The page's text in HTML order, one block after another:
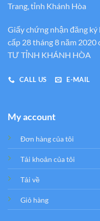
Trang, tỉnh Khánh Hòa
Giấy chứng nhận đăng
cấp 28 tháng 8 năm
TƯ TỈNH KHÁNH HÒA
CALL US E-MAIL
My account
Đơn hàng của tôi
Tải khoản của tôi
Tải về
Giỏ hàng